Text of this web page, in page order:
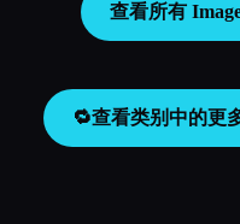
查看所有
🔁查看类别中的更